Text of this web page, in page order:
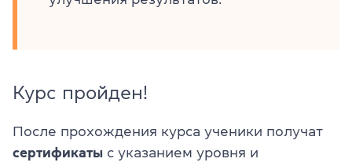
Курс пройден!
После прохождения курса ученики получат
сертификаты с указанием уровня и